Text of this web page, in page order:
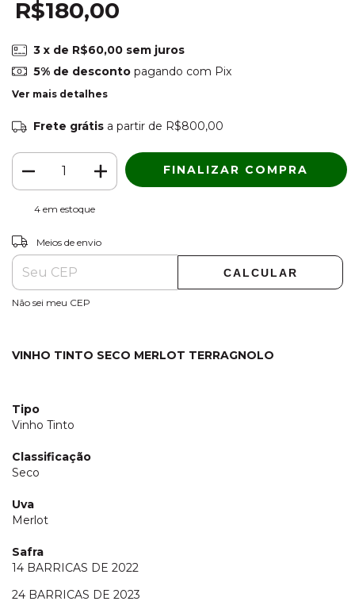
R$180,00
3 x de R$60,00 sem juros
5% de descontopagando com Pix
Ver mais detalhes
Frete grátis a partir de R$800,00
4em estoque
Entregas para o CEP:
Meios de envio
CALCULAR
Não sei meu CEP
VINHO TINTO SECO MERLOT TERRAGNOLO
Tipo
Vinho Tinto
Classificação
Seco
Uva
Merlot
Safra
14 BARRICAS DE 2022
24 BARRICAS DE 2023